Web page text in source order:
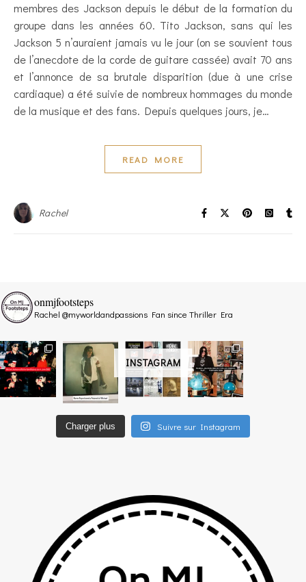
membres des Jackson depuis le début de la formation du
groupe dans les années 60. Tito Jackson, sans qui les
Jackson 5 n’auraient jamais vu le jour (on se souvient tous
de l’anecdote de la corde de guitare cassée) avait 70 ans
et l’annonce de sa brutale disparition (due à une crise
cardiaque) a été suivie de nombreux hommages du monde
de la musique et des fans. Depuis quelques jours, je…
READ MORE
Rachel
INSTAGRAM
onmjfootsteps
Rachel @myworldandpassions Fan since Thriller Era
Charger plus Suivre sur Instagram